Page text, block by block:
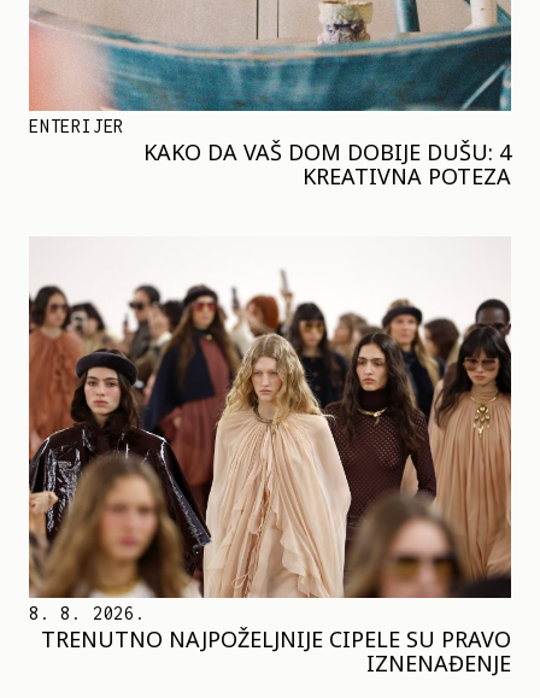
ENTERIJER
KAKO DA VAŠ DOM DOBIJE DUŠU: 4
KREATIVNA POTEZA
8. 8. 2026.
TRENUTNO NAJPOŽELJNIJE CIPELE SU PRAVO
IZNENAĐENJE